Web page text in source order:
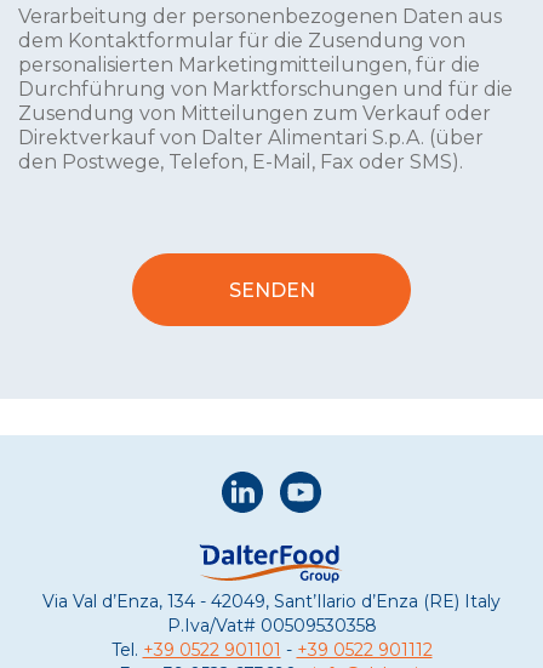
Verarbeitung der personenbezogenen Daten aus
dem Kontaktformular für die Zusendung von
personalisierten Marketingmitteilungen, für die
Durchführung von Marktforschungen und für die
Zusendung von Mitteilungen zum Verkauf oder
Direktverkauf von Dalter Alimentari S.p.A. (über
den Postwege, Telefon, E-Mail, Fax oder SMS).
Via Val d’Enza, 134 - 42049, Sant’Ilario d’Enza (RE) Italy
P.Iva/Vat#00509530358
Tel. +39 0522 901101 - +39 0522 901112